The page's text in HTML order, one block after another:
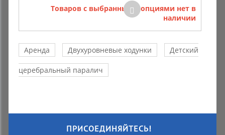
Товаров с выбранными опциями нет в
наличии
Аренда Двухуровневые ходунки Детский
церебральный паралич
ПРИСОЕДИНЯЙТЕСЬ!